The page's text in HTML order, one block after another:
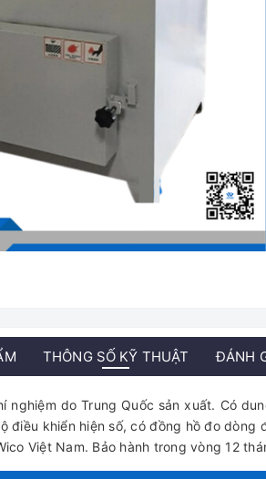
THÔNG SỐ KỸ THUẬT ĐÁNH
nghiệm do Trung Quốc sản xuất. Có
điều khiển hiện số, có đồng hồ đo
Việt Nam. Bảo hành trong vòng 12